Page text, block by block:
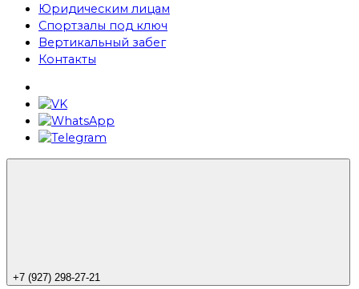
Юридическим лицам
Спортзалы под ключ
Вертикальный забег
Контакты
+7 (927) 298-27-21